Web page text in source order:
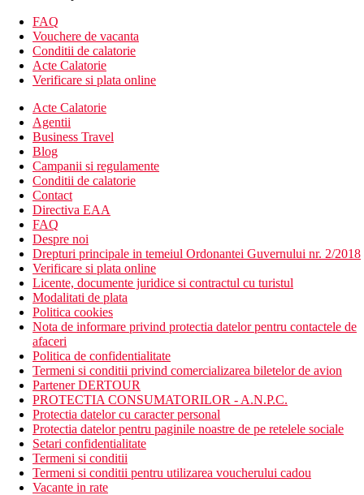
Echipata ca si camerele standard
Suita junior:
Aprox. 42 m²
Cu vedere la mare
Descrierea hotelului
Hotelul deschis in 1989, renovat in 2012 dispune de:
Cladire principala cu noua etaje si o cladire laterala
inferioara
4 lifturi
Aer conditionat
Magazin
Internet wireless (gratuit)
Salon de coafura (contra cost)
Sala de conferinte pentru aproximativ 200 de persoane
Seif (contra cost)
Inchiriere auto
Parcare (gratuita)
Autobuz gratuit catre Playa del Ingles si Maspalomas
Centru spa pentru oaspetii de peste 15 ani
Descrierea plajei
Plaja publica nisipoasa
Sezlonguri si umbrele (contra cost)
Activitati sportive gratuite
2 piscine exterioare
tobogane cu apa
sezlonguri si umbrele (gratuit), prosoape (se solicita
FAQ
Vouchere de vacanta
Conditii de calatorie
Acte Calatorie
Verificare si plata online
Acte Calatorie
Agentii
Business Travel
Blog
Campanii si regulamente
Conditii de calatorie
Contact
Directiva EAA
FAQ
Despre noi
Drepturi principale in temeiul Ordonantei Guvernului nr. 2/2018
Verificare si plata online
Licente, documente juridice si contractul cu turistul
Modalitati de plata
Politica cookies
Nota de informare privind protectia datelor pentru contactele de
afaceri
Politica de confidentialitate
Termeni si conditii privind comercializarea biletelor de avion
Partener DERTOUR
PROTECTIA CONSUMATORILOR - A.N.P.C.
Protectia datelor cu caracter personal
Protectia datelor pentru paginile noastre de pe retelele sociale
Setari confidentialitate
Termeni si conditii
Termeni si conditii pentru utilizarea voucherului cadou
Vacante in rate